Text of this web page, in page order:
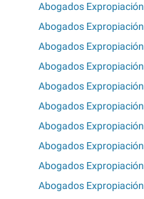
Abogados
Abogados
Abogados
Abogados
Abogados
Abogados
Abogados
Abogados
Abogados
Abogados